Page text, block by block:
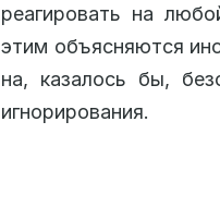
реагировать на
этим объясняются
на, казалось бы,
игнорирования.